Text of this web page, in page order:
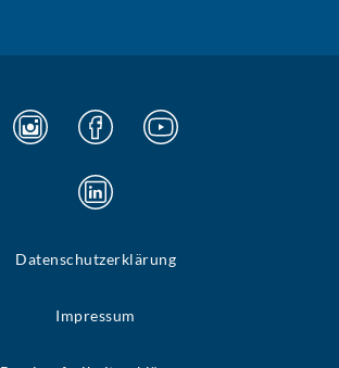
Datenschutzerklärung
Impressum